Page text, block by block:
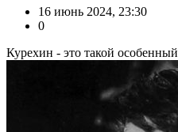
16 июнь 2024, 23:30
0
Курехин - это такой